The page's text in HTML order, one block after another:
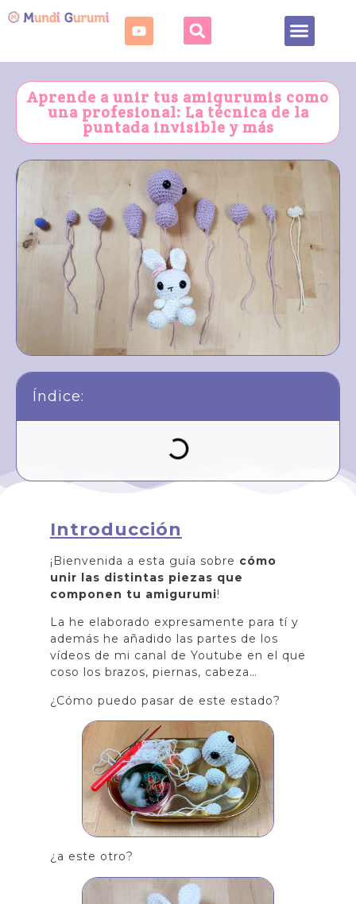
Aprende a unir tus amigurumis como
una profesional: La técnica de la
puntada invisible y más
Índice:
Introducción
¡Bienvenida a esta guía sobre cómo
unir las distintas piezas que
componen tu amigurumi!
La he elaborado expresamente para tí y
además he añadido las partes de los
vídeos de mi canal de Youtube en el que
coso los brazos, piernas, cabeza…
¿Cómo puedo pasar de este estado?
¿a este otro?